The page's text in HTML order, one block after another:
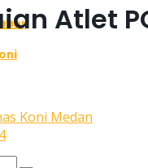
Atlet
Koni Medan